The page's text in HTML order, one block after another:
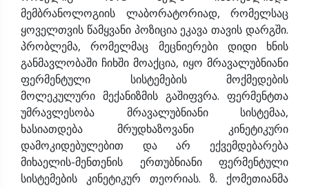
მემბრანოლოგიის ლაბორატორიად, რომელსაც
ყოველთვის წამყვანი პოზიცია ეკავა თავის დარგში.
პრობლემა, რომელმაც მეცნიერები დიდი ხნის
განმავლობაში ჩიხში მოაქცია, იყო მრავალუბნიანი
ფერმენტული სისტემების მოქმედების
მოლეკულური მექანიზმის გაშიფვრა. ფერმენტთა
უმრავლესობა მრავალუბნიანი სისტემაა,
ხასიათდება მრუდხაზოვანი კინეტიკური
დამოკიდებულებით და არ ექვემდებარება
მიხაელის-მენთენის ერთუბნიანი ფერმენტული
სისტემების კინეტიკურ თეორიას. ზ. ქომეთიანმა